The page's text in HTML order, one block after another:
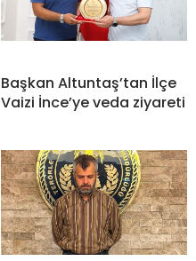
Başkan Altuntaş’tan İlçe
Vaizi İnce’ye veda ziyareti